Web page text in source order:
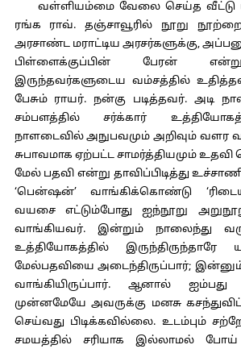
வள்ளியம்மை வேலை செய்த வீட்டு
ரங்க ராவ். தஞ்சாவூரில் நூறு
அரசாண்ட மராட்டிய அரசர்களுக்கு,
பிள்ளைக்குப்பின் பேரன் என்று
இருந்தவர்களுடைய வம்சத்தில்
பேசும் ராயர். நன்கு படித்தவர். அடி
சம்பளத்தில் சர்க்கார்
நாளடைவில் அநுபவமும் அறிவும் வளர
சுபாவமாக ஏற்பட்ட சாமர்த்தியமும்
மேல் பதவி என்று தாவிப்பிடித்து
‘பென்ஷன்’ வாங்கிக்கொண்டு
வயசை எட்டும்போது ஐந்நூறு
வாங்கியவர். இன்றும் நாலைந்து
உத்தியோகத்தில்
மேல்பதவியை அடைந்திருப்பார்;
வாங்கியிருப்பார். ஆனால்
முன்னமேயே அவருக்கு மனசு
செய்வது பிடிக்கவில்லை. உடம்பும்
சமயத்தில் சரியாக இல்லாமல் போய்